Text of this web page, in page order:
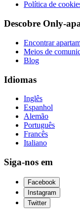
Política de
Descobre Only-
Encontrar
Meios de
Blog
Idiomas
Inglês
Espanhol
Alemão
Português
Francês
Italiano
Siga-nos em
Facebook
Instagram
Twitter